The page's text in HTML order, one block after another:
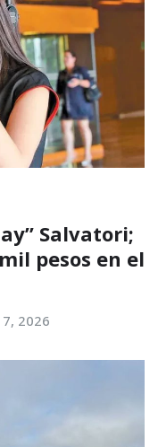
Salvatori;
pesos en el
2026